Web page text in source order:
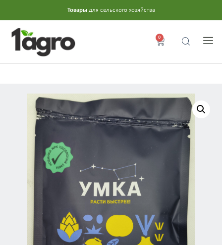
Товары для сельского хозяйства
0